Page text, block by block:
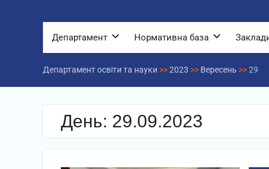
Департамент Нормативна база
Департамент освіти та науки >>2023 >> Вересень >>29
День: 29.09.2023